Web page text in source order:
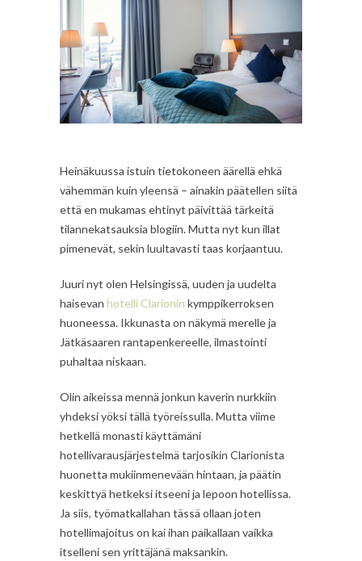
Heinäkuussa istuin tietokoneen äärellä ehkä
vähemmän kuin yleensä – ainakin päätellen siitä
että en mukamas ehtinyt päivittää tärkeitä
tilannekatsauksia blogiin. Mutta nyt kun illat
pimenevät, sekin luultavasti taas korjaantuu.
Juuri nyt olen Helsingissä, uuden ja uudelta
haisevan hotelli Clarionin kymppikerroksen
huoneessa. Ikkunasta on näkymä merelle ja
Jätkäsaaren rantapenkereelle, ilmastointi
puhaltaa niskaan.
Olin aikeissa mennä jonkun kaverin nurkkiin
yhdeksi yöksi tällä työreissulla. Mutta viime
hetkellä monasti käyttämäni
hotellivarausjärjestelmä tarjosikin Clarionista
huonetta mukiinmenevään hintaan, ja päätin
keskittyä hetkeksi itseeni ja lepoon hotellissa.
Ja siis, työmatkallahan tässä ollaan joten
hotellimajoitus on kai ihan paikallaan vaikka
itselleni sen yrittäjänä maksankin.